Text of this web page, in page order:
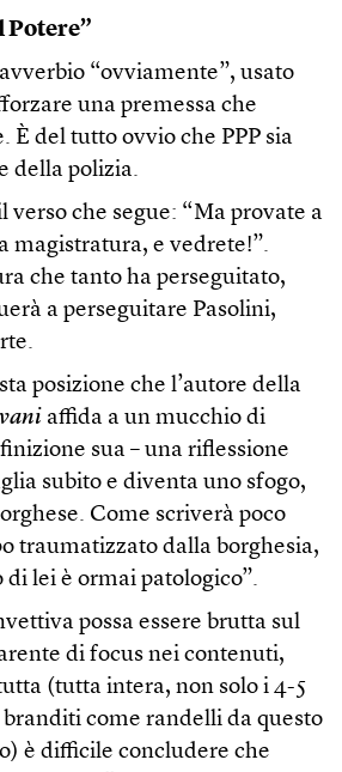
Potere”
“ovviamente”, usato
una premessa che
È del tutto ovvio che PPP sia
della polizia.
verso che segue: “Ma provate a
magistratura, e vedrete!”.
che tanto ha perseguitato,
a perseguitare Pasolini,
posizione che l’autore della
affida a un mucchio di
sua – una riflessione
subito e diventa uno sfogo,
Come scriverà poco
traumatizzato dalla borghesia,
di lei è ormai patologico”.
possa essere brutta sul
di focus nei contenuti,
(tutta intera, non solo i 4-5
come randelli da questo
è difficile concludere che